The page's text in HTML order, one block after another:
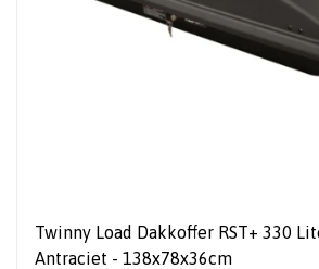
Twinny Load Dakkoffer RST+ 330
Antraciet - 138x78x36cm